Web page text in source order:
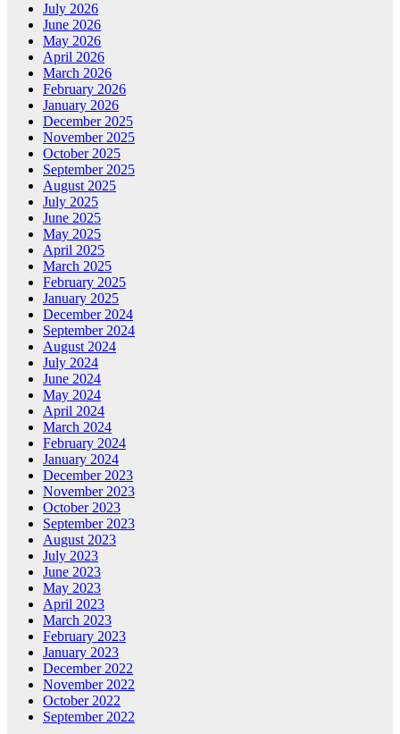
July 2026
June 2026
May 2026
April 2026
March 2026
February 2026
January 2026
December 2025
November 2025
October 2025
September 2025
August 2025
July 2025
June 2025
May 2025
April 2025
March 2025
February 2025
January 2025
December 2024
September 2024
August 2024
July 2024
June 2024
May 2024
April 2024
March 2024
February 2024
January 2024
December 2023
November 2023
October 2023
September 2023
August 2023
July 2023
June 2023
May 2023
April 2023
March 2023
February 2023
January 2023
December 2022
November 2022
October 2022
September 2022